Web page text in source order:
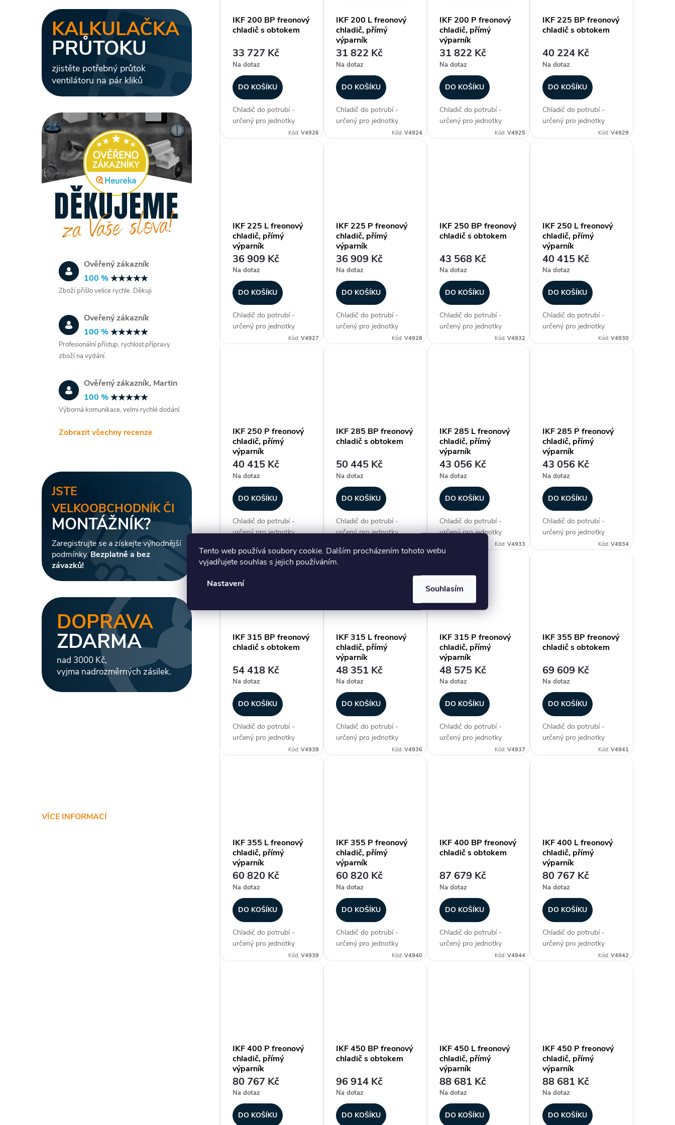
Tento web používá soubory cookie. Dalším procházením tohoto webu
vyjadřujete souhlas s jejich používáním.
Nastavení
Souhlasím
KALKULAČKA
PRŮTOKU
zjistěte potřebný průtok
ventilátoru na pár kliků
Ověřený zákazník
100 %
Zboží přišlo velice rychle. Děkuji
Oveřený zákazník
100 %
Profesionální přístup, rychlost přípravy
zboží na vydání.
Ověřený zákazník, Martin
100 %
Výborná komunikace, velmi rychlé dodání.
Zobrazit všechny recenze
JSTE
VELKOOBCHODNÍK ČI
MONTÁŽNÍK?
Zaregistrujte se a získejte výhodnější
podmínky.Bezplatně a bez
závazků!
DOPRAVA
ZDARMA
nad 3000 Kč,
vyjma nadrozměrných zásilek.
VÍCE INFORMACÍ
d
IKF 200 BP freonový
chladič s obtokem
33 727 Kč
Na dotaz
DO KOŠÍKU
Chladič do potrubí -
určený pro jednotky
DIRECT AIR, freonový
Kód: V4926
IKF 200 L freonový
chladič, přímý
výparník
31 822 Kč
Na dotaz
DO KOŠÍKU
Chladič do potrubí -
určený pro jednotky
DIRECT AIR, freonový
Kód: V4924
IKF 200 P freonový
chladič, přímý
výparník
31 822 Kč
Na dotaz
DO KOŠÍKU
Chladič do potrubí -
určený pro jednotky
DIRECT AIR, freonový
Kód:V4925
IKF 225 BP freonový
chladič s obtokem
40 224 Kč
Na dotaz
DO KOŠÍKU
Chladič do potrubí -
určený pro jednotky
DIRECT AIR, freonový
Kód: V4929
IKF 225 L freonový
chladič, přímý
výparník
36 909 Kč
Na dotaz
DO KOŠÍKU
Chladič do potrubí -
určený pro jednotky
DIRECT AIR, freonový
Kód: V4927
IKF 225 P freonový
chladič, přímý
výparník
36 909 Kč
Na dotaz
DO KOŠÍKU
Chladič do potrubí -
určený pro jednotky
DIRECT AIR, freonový
Kód: V4928
IKF 250 BP freonový
chladič s obtokem
43 568 Kč
Na dotaz
DO KOŠÍKU
Chladič do potrubí -
určený pro jednotky
DIRECT AIR, freonový
Kód:V4932
IKF 250 L freonový
chladič, přímý
výparník
40 415 Kč
Na dotaz
DO KOŠÍKU
Chladič do potrubí -
určený pro jednotky
DIRECT AIR, freonový
Kód: V4930
IKF 250 P freonový
chladič, přímý
výparník
40 415 Kč
Na dotaz
DO KOŠÍKU
Chladič do potrubí -
určený pro jednotky
chladič, přímý výparník,
max. chladicí výkon 13,4
galvanizovaného plechu,
měděných...
IKF 285 BP freonový
chladič s obtokem
50 445 Kč
Na dotaz
DO KOŠÍKU
Chladič do potrubí -
určený pro jednotky
chladič s obtokem, max.
chladicí výkon 14,6 kW,
IKF 285 L freonový
chladič, přímý
výparník
43 056 Kč
Na dotaz
DO KOŠÍKU
Chladič do potrubí -
určený pro jednotky
DIRECT AIR, freonový
chladič, přímý výparník,
kW, plášť z
galvanizovaného plechu,
měděných...
Kód:V4933
IKF 285 P freonový
chladič, přímý
výparník
43 056 Kč
Na dotaz
DO KOŠÍKU
Chladič do potrubí -
určený pro jednotky
DIRECT AIR, freonový
Kód: V4934
IKF 315 BP freonový
chladič s obtokem
54 418 Kč
Na dotaz
DO KOŠÍKU
Chladič do potrubí -
určený pro jednotky
DIRECT AIR, freonový
Kód: V4938
IKF 315 L freonový
chladič, přímý
výparník
48 351 Kč
Na dotaz
DO KOŠÍKU
Chladič do potrubí -
určený pro jednotky
DIRECT AIR, freonový
Kód: V4936
IKF 315 P freonový
chladič, přímý
výparník
48 575 Kč
Na dotaz
DO KOŠÍKU
Chladič do potrubí -
určený pro jednotky
DIRECT AIR, freonový
Kód:V4937
IKF 355 BP freonový
chladič s obtokem
69 609 Kč
Na dotaz
DO KOŠÍKU
Chladič do potrubí -
určený pro jednotky
DIRECT AIR, freonový
Kód: V4941
IKF 355 L freonový
chladič, přímý
výparník
60 820 Kč
Na dotaz
DO KOŠÍKU
Chladič do potrubí -
určený pro jednotky
DIRECT AIR, freonový
Kód: V4939
IKF 355 P freonový
chladič, přímý
výparník
60 820 Kč
Na dotaz
DO KOŠÍKU
Chladič do potrubí -
určený pro jednotky
DIRECT AIR, freonový
Kód: V4940
IKF 400 BP freonový
chladič s obtokem
87 679 Kč
Na dotaz
DO KOŠÍKU
Chladič do potrubí -
určený pro jednotky
DIRECT AIR, freonový
Kód:V4944
IKF 400 L freonový
chladič, přímý
výparník
80 767 Kč
Na dotaz
DO KOŠÍKU
Chladič do potrubí -
určený pro jednotky
DIRECT AIR, freonový
Kód: V4942
IKF 400 P freonový
chladič, přímý
výparník
80 767 Kč
Na dotaz
DO KOŠÍKU
IKF 450 BP freonový
chladič s obtokem
96 914 Kč
Na dotaz
DO KOŠÍKU
IKF 450 L freonový
chladič, přímý
výparník
88 681 Kč
Na dotaz
DO KOŠÍKU
IKF 450 P freonový
chladič, přímý
výparník
88 681 Kč
Na dotaz
DO KOŠÍKU